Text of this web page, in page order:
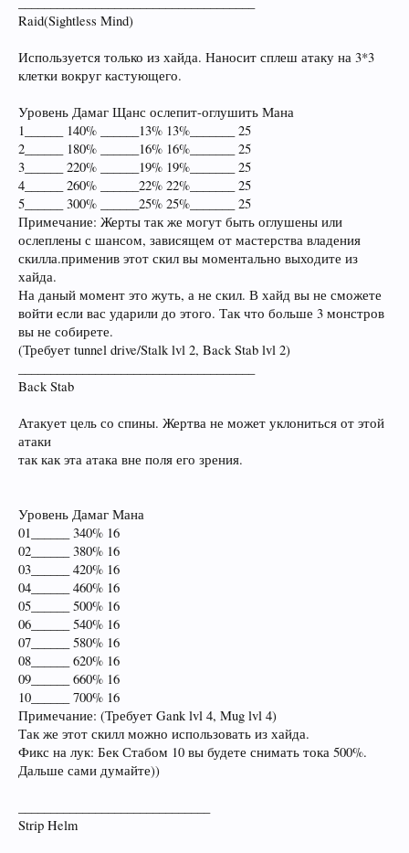
Raid(Sightless Mind)
Используется только из хайда. Наносит сплеш атаку на 3*3
клетки вокруг кастующего.
Уровень Дамаг Щанс ослепит-оглушить Мана
1______ 140% ______13% 13%_______ 25
2______ 180% ______16% 16%_______ 25
3______ 220% ______19% 19%_______ 25
4______ 260% ______22% 22%_______ 25
5______ 300% ______25% 25%_______ 25
Примечание: Жерты так же могут быть оглушены или
ослеплены с шансом, зависящем от мастерства владения
скилла.применив этот скил вы моментально выходите из
хайда.
На даный момент это жуть, а не скил. В хайд вы не сможете
войти если вас ударили до этого. Так что больше 3 монстров
вы не собирете.
(Требует tunnel drive/Stalk lvl 2, Back Stab lvl 2)
Back Stab
Атакует цель со спины. Жертва не может уклониться от этой
атаки
так как эта атака вне поля его зрения.
Уровень Дамаг Мана
01______ 340% 16
02______ 380% 16
03______ 420% 16
04______ 460% 16
05______ 500% 16
06______ 540% 16
07______ 580% 16
08______ 620% 16
09______ 660% 16
10______ 700% 16
Примечание: (Требует Gank lvl 4, Mug lvl 4)
Так же этот скилл можно использовать из хайда.
Фикс на лук: Бек Стабом 10 вы будете снимать тока 500%.
Дальше сами думайте))
Strip Helm